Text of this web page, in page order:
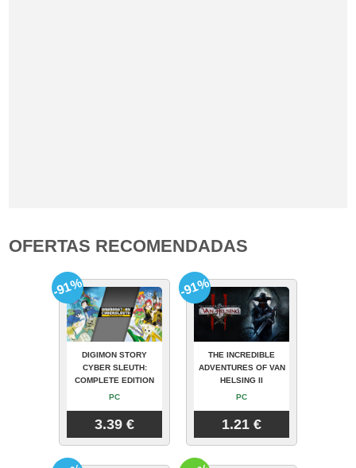
OFERTAS RECOMENDADAS
DIGIMON STORY
CYBER SLEUTH:
COMPLETE EDITION
PC
3.39 €
-91%
THE INCREDIBLE
ADVENTURES OF VAN
HELSING II
PC
1.21 €
-91%